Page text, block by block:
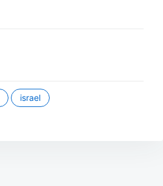
israel